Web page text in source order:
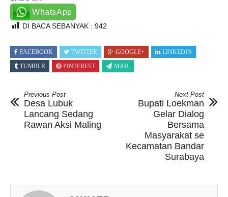
WhatsApp
DI BACA SEBANYAK : 942
FACEBOOK TWITTER GOOGLE+
LINKEDIN
TUMBLR
PINTEREST MAIL
Previous Post
Desa Lubuk
Lancang Sedang
Rawan Aksi Maling
Next Post
Bupati Loekman
Gelar Dialog
Bersama
Masyarakat se
Kecamatan Bandar
Surabaya